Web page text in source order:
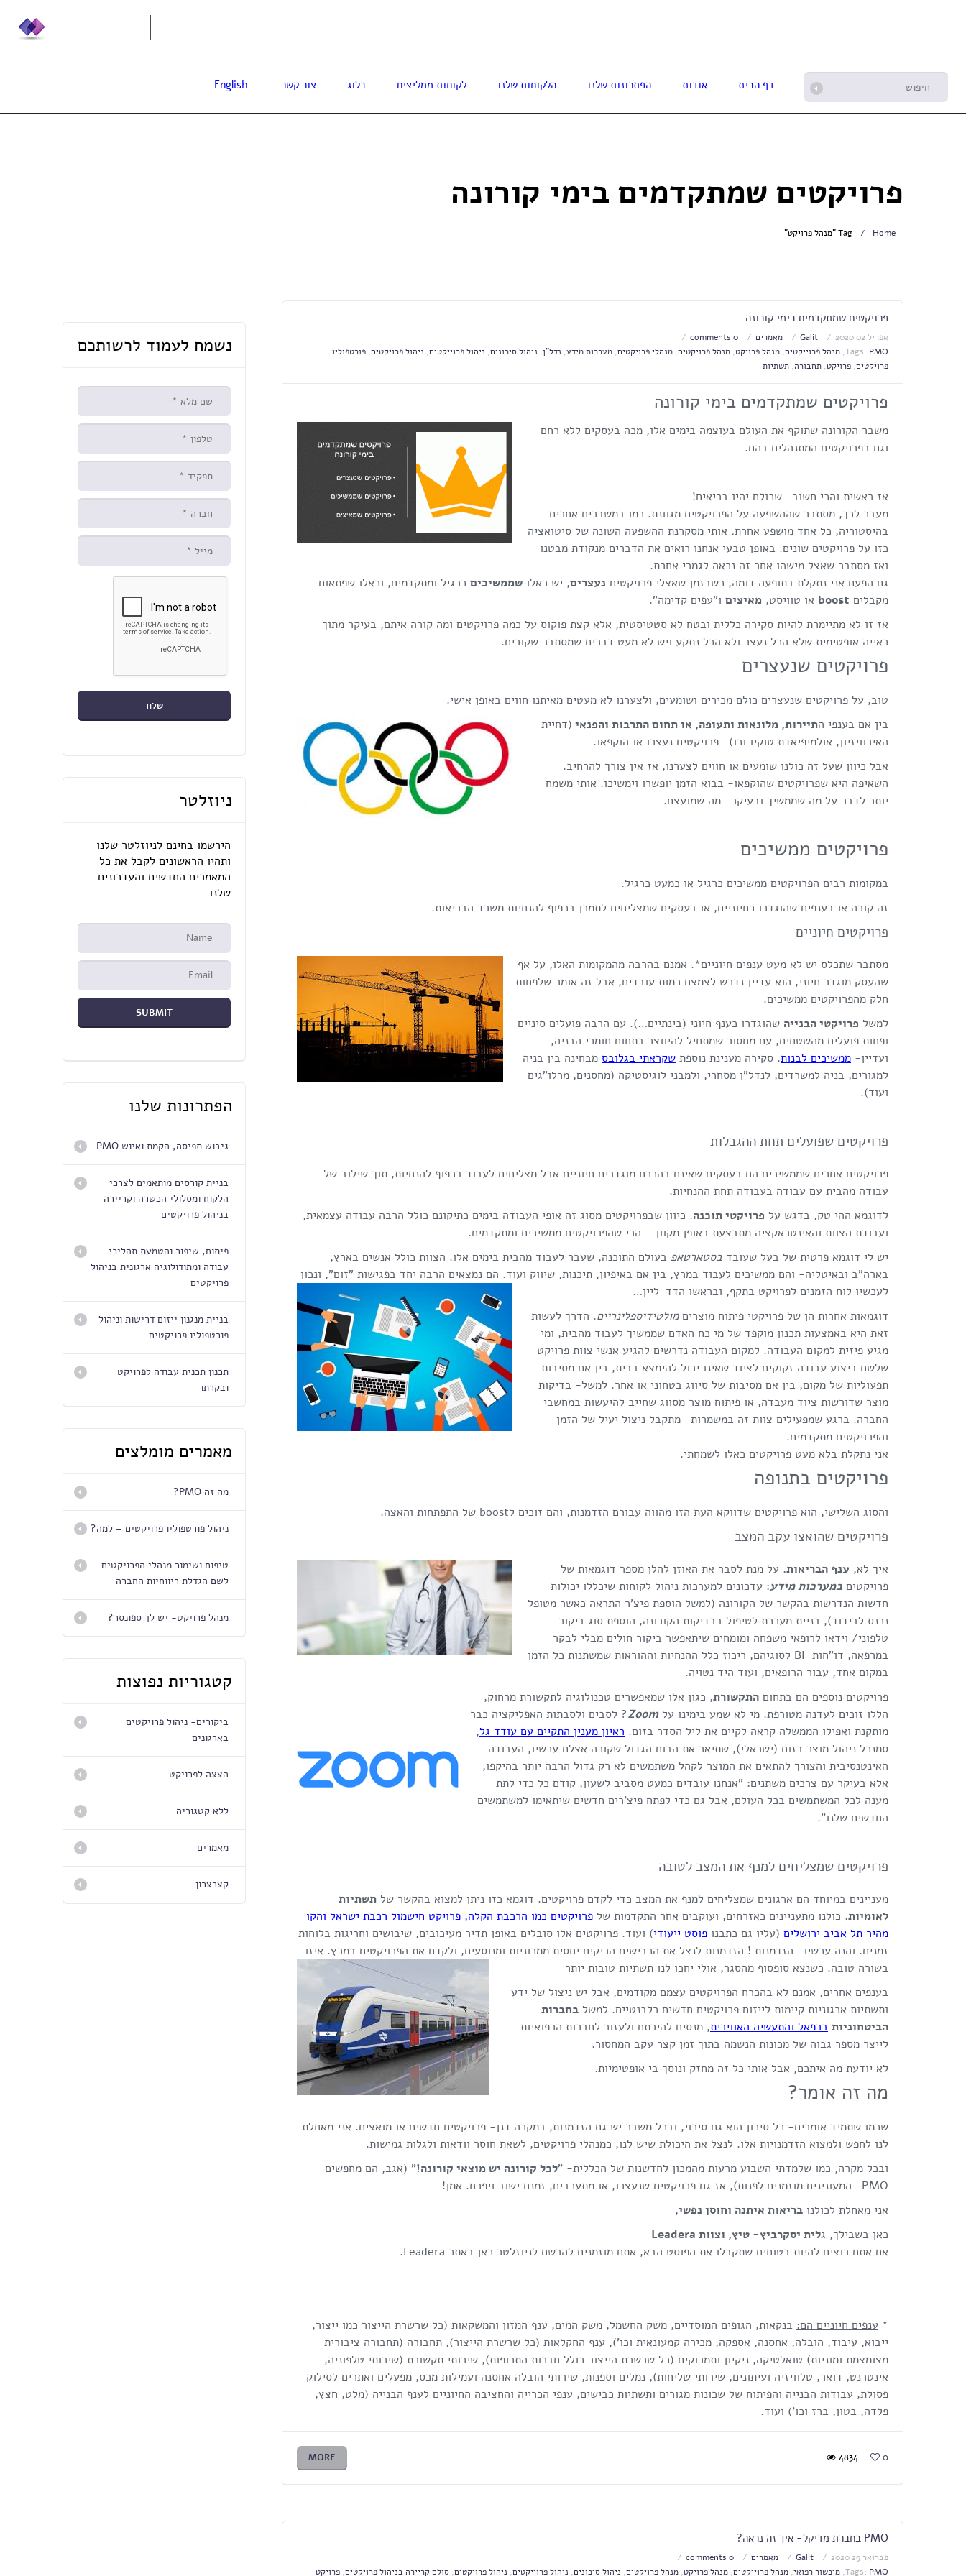
דף הבית אודות הפתרונות שלנו הלקוחות שלנו לקוחות ממליצים בלוג צור קשר English
פרויקטים שמתקדמים בימי קורונה
Home Tag "מנהל פרויקט"
פרויקטים שמתקדמים בימי קורונה
אפריל 02 2020 Galit מאמרים
0 comments
Tags: PMO
, מנהל פרוייקטים, מנהל פרויקט, מנהל פרויקטים, מנהלי פרויקטים, מערכות מידע, נדל"ן, ניהול סיכונים, ניהול פרוייקטים, ניהול פרויקטים, פורטפוליו
פרויקטים, פרויקט, תחבורה, תשתיות
פרויקטים שמתקדמים בימי קורונה
משבר הקורונה שתוקף את העולם בעוצמה בימים אלו, מכה בעסקים ללא רחם
וגם בפרויקטים המתנהלים בהם.
אז ראשית והכי חשוב- שכולם יהיו בריאים!
מעבר לכך, מסתבר שההשפעה על הפרויקטים מגוונת. כמו במשברים אחרים
בהיסטוריה, כל אחד מושפע אחרת. אותי מסקרנת ההשפעה השונה של סיטואציה
כזו על פרויקטים שונים. באופן טבעי אנחנו רואים את הדברים מנקודת מבטנו
ואז מסתבר שאצל מישהו אחר זה נראה לגמרי אחרת.
גם הפעם אני נתקלת בתופעה דומה, כשבזמן שאצלי פרויקטים נעצרים, יש כאלו שממשיכים כרגיל ומתקדמים, וכאלו שפתאום
מקבלים boost או טוויסט, מאיצים ו"עפים קדימה".
אז זו לא מתיימרת להיות סקירה כללית ובטח לא סטטיסטית, אלא קצת פוקוס על כמה פרויקטים ומה קורה איתם, בעיקר מתוך
ראייה אופטימית שלא הכל נעצר ולא הכל נתקע ויש לא מעט דברים שמסתבר שקורים.
פרויקטים שנעצרים
טוב, על פרויקטים שנעצרים כולם מכירים ושומעים, ולצערנו לא מעטים מאיתנו חווים באופן אישי.
בין אם בענפי התיירות, מלונאות ותעופה, או תחום התרבות והפנאי (דחיית
האירוויזיון, אולמיפיאדת טוקיו וכו)- פרויקטים נעצרו או הוקפאו.
אבל כיוון שעל זה כולנו שומעים או חווים לצערנו, אז אין צורך להרחיב.
השאיפה היא שפרויקטים שהוקפאו- בבוא הזמן יופשרו וימשיכו. אותי משמח
יותר לדבר על מה שממשיך ובעיקר- מה שמועצם.
פרויקטים ממשיכים
במקומות רבים הפרויקטים ממשיכים כרגיל או כמעט כרגיל.
זה קורה או בענפים שהוגדרו כחיוניים, או בעסקים שמצליחים לתמרן בכפוף להנחיות משרד הבריאות.
פרויקטים חיוניים
מסתבר שתכלס יש לא מעט ענפים חיוניים*. אמנם בהרבה מהמקומות האלו, על אף
שהעסק מוגדר חיוני, הוא עדיין נדרש לצמצם כמות עובדים, אבל זה אומר שלפחות
חלק מהפרויקטים ממשיכים.
למשל פרויקטי הבנייה שהוגדרו כענף חיוני (בינתיים…). עם הרבה פועלים סיניים
ופחות פועלים מהשטחים, עם מחסור שמתחיל להיווצר בתחום חומרי הבניה,
ועדיין- ממשיכים לבנות. סקירה מענינת נוספת שקראתי בגלובס מבחינה בין בניה
למגורים, בניה למשרדים, לנדל"ן מסחרי, ולמבני לוגיסטיקה (מחסנים, מרלו"גים
ועוד).
פרויקטים שפועלים תחת ההגבלות
פרויקטים אחרים שממשיכים הם בעסקים שאינם בהכרח מוגדרים חיוניים אבל מצליחים לעבוד בכפוף להנחיות, תוך שילוב של
עבודה מהבית עם עבודה בעבודה תחת ההנחיות.
לדוגמא ההי טק, בדגש על פרויקטי תוכנה. כיוון שבפרויקטים מסוג זה אופי העבודה בימים כתיקונם כולל הרבה עבודה עצמאית,
ועבודת הצוות והאינטראקציה מתבצעת באופן מקוון – הרי שהפרויקטים ממשיכים ומתקדמים.
יש לי דוגמא פרטית של בעל שעובד בסטארטאפ בעולם התוכנה, שעבר לעבוד מהבית בימים אלו. הצוות כולל אנשים בארץ,
בארה"ב ובאיטליה- והם ממשיכים לעבוד במרץ, בין אם באיפיון, תיכנות, שיווק ועוד. הם נמצאים הרבה יחד בפגישות "זום", ונכון
לעכשיו לוח הזמנים לפרויקט בתקף, ובראשו הדד-ליין…
דוגמאות אחרות הן של פרויקטי פיתוח מוצריםמולטידיספלינריים. הדרך לעשות
זאת היא באמצעות תכנון מוקפד של מי כח האדם שממשיך לעבוד מהבית, ומי
מגיע פיזית למקום העבודה. למקום העבודה נדרשים להגיע אנשי צוות פרויקט
שלשם ביצוע עבודה זקוקים לציוד שאינו יכול להימצא בבית, בין אם מסיבות
תפעוליות של מקום, בין אם מסיבות של סיווג בטחוני או אחר. למשל- בדיקות
מוצר שדורשות ציוד מעבדה, או פיתוח מוצר מסווג שחייב להיעשות במחשבי
החברה. ברגע שמפעילים צוות זה במשמרות- מתקבל ניצול יעיל של הזמן
והפרויקטים מתקדמים.
אני נתקלת בלא מעט פרויקטים כאלו לשמחתי.
פרויקטים בתנופה
והסוג השלישי, הוא פרויקטים שדווקא העת הזו מהווה עבורם הזדמנות, והם זוכים לboost של התפתחות והאצה.
פרויקטים שהואצו עקב המצב
איך לא, ענף הבריאות. על מנת לסבר את האוזן להלן מספר דוגמאות של
פרויקטים במערכות מידע: עדכונים למערכות ניהול לקוחות שיכללו יכולות
חדשות הנדרשות בהקשר של הקורונה (למשל הוספת פיצ'ר התראה כאשר מטופל
נכנס לבידוד), בניית מערכת לטיפול בבדיקות הקורונה, הוספת סוג ביקור
טלפוני/ וידאו לרופאי משפחה ומומחים שיתאפשר ביקור חולים מבלי לבקר
במרפאה, דו"חות BI לסוגיהם, ריכוז כלל ההנחיות וההוראות שמשתנות כל הזמן
במקום אחד, עבור הרופאים, ועוד היד נטויה.
פרויקטים נוספים הם בתחום התקשורת, כגון אלו שמאפשרים טכנולוגיה לתקשורת מרחוק,
הללו זוכים לעדנה מטורפת. מי לא שמע בימינו עלZoom? לסבים ולסבתות האפליקציה כבר
מותקנת ואפילו הממשלה קראה לקיים את ליל הסדר בזום. ראיון מענין התקיים עם עודד גל,
סמנכל ניהול מוצר בזום (ישראלי), שתיאר את הבום הגדול שקורה אצלם עכשיו, העבודה
האינטנסיבית והצורך להתאים את המוצר לקהל משתמשים לא רק גדול הרבה יותר בהיקפו,
אלא בעיקר עם צרכים משתנים: "אנחנו עובדים כמעט מסביב לשעון, קודם כל כדי לתת
מענה לכל המשתמשים בכל העולם, אבל גם כדי לפתח פיצ'רים חדשים שיתאימו למשתמשים
החדשים שלנו".
פרויקטים שמצליחים למנף את המצב לטובה
מעניינים במיוחד הם ארגונים שמצליחים למנף את המצב כדי לקדם פרויקטים. דוגמא כזו ניתן למצוא בהקשר של תשתיות
לאומיות. כולנו מתעניינים כאזרחים, ועוקבים אחר התקדמות של פרויקטים כמו הרכבת הקלה, פרויקט חישמול רכבת ישראל והקו
מהיר תל אביב ירושלים (עליו גם כתבנו פוסט ייעודי) ועוד. פרויקטים אלו סובלים באופן תדיר מעיכובים, שיבושים וחריגות בלוחות
זמנים. והנה עכשיו- הזדמנות ! הזדמנות לנצל את הכבישים הריקים יחסית ממכוניות ומנוסעים, ולקדם את הפרויקטים במרץ. איזו
בשורה טובה. כשנצא סופסוף מהסגר, אולי יחכו לנו תשתיות טובות יותר
בענפים אחרים, אמנם לא בהכרח הפרויקטים עצמם מקודמים, אבל יש ניצול של ידע
ותשתיות ארגוניות קיימות לייזום פרויקטים חדשים רלבנטיים. למשל בחברות
הביטחוניות ברפאל והתעשיה האווירית, מנסים להירתם ולעזור לחברות הרפואיות
לייצר מספר גבוה של מכונות הנשמה בתוך זמן קצר עקב המחסור.
לא יודעת מה איתכם, אבל אותי כל זה מחזק ונוסך בי אופטימיות.
מה זה אומר?
שכמו שתמיד אומרים- כל סיכון הוא גם סיכוי, ובכל משבר יש גם הזדמנות, במקרה דנן- פרויקטים חדשים או מואצים. אני מאחלת
לנו לחפש ולמצוא הזדמנויות אלו. לנצל את היכולת שיש לנו, כמנהלי פרויקטים, לשאת חוסר וודאות ולגלות גמישות.
ובכל מקרה, כמו שלמדתי השבוע מרעות מהמכון לחדשנות של הכללית- "לכל קורונה יש מוצאי קורונה!" (אגב, הם מחפשים
PMO- המעונינים מוזמנים לפנות), אז גם פרויקטים שנעצרו, או מתעכבים, זמנם ישוב ויפרח. אמן!
אני מאחלת לכולנו בריאות איתנה וחוסן נפשי,
כאן בשבילך, גלית יסקרביץ- טיץ, וצוות Leadera
אם אתם רוצים להיות בטוחים שתקבלו את הפוסט הבא, אתם מוזמנים להרשם לניוזלטר כאן באתר Leadera.
* ענפים חיוניים הם: בנקאות, הגופים המוסדיים, משק החשמל, משק המים, ענף המזון והמשקאות (כל שרשרת הייצור כמו ייצור,
ייבוא, עיבוד, הובלה, אחסנה, אספקה, מכירה קמעונאית וכו'), ענף החקלאות (כל שרשרת הייצור), תחבורה (תחבורה ציבורית
מצומצמת ומוניות) טואלטיקה, ניקיון ותמרוקים (כל שרשרת הייצור כולל חברות התרופות), שירותי תקשורת (שירותי טלפוניה,
אינטרנט, דואר, טלוויזיה ועיתונים, שירותי שליחות), נמלים וספנות, שירותי הובלה אחסנה ועמילות מכס, מפעלים ואתרים לסילוק
פסולת, עבודות הבנייה והפיתוח של שכונות מגורים ותשתיות כבישים, ענפי הכרייה והחציבה החיוניים לענף הבנייה (מלט, חצץ,
פלדה, בטון, ברז וכו') ועוד.
MORE 4834 0
PMO בחברת מדיקל- איך זה נראה?
פברואר 29 2020 Galit מאמרים
0 comments
Tags: PMO
, מיכשור רפואי, מנהל פרוייקטים, מנהל פרויקט, מנהל פרויקטים, ניהול סיכונים, ניהול פרוייקטים, ניהול פרויקטים, סולם קריירה בניהול פרויקטים, פרויקט
נשמח לעמוד לרשותכם
ניוזלטר
הירשמו בחינם לניוזלטר שלנו
ותהיו הראשונים לקבל את כל
המאמרים החדשים והעדכונים
שלנו
הפתרונות שלנו
גיבוש תפיסה, הקמת ואיוש PMO
בניית קורסים מותאמים לצרכי
הלקוח ומסלולי הכשרה וקריירה
בניהול פרויקטים
פיתוח, שיפור והטמעת תהליכי
עבודה ומתודולוגיה ארגונית בניהול
פרויקטים
בניית מנגנון ייזום דרישות וניהול
פורטפוליו פרויקטים
תכנון תכנית עבודה לפרויקט
ובקרתו
מאמרים מומלצים
מה זה PMO?
ניהול פורטפוליו פרויקטים – למה?
טיפוח ושימור מנהלי הפרויקטים
לשם הגדלת ריווחיות החברה
מנהל פרויקט- יש לך ספונסר?
קטגוריות נפוצות
ביקורים- ניהול פרויקטים
בארגונים
הצצה לפרויקט
ללא קטגוריה
מאמרים
קצרצרון